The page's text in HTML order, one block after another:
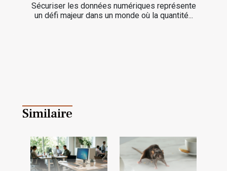
Sécuriser les données numériques représente
un défi majeur dans un monde où la quantité...
Similaire